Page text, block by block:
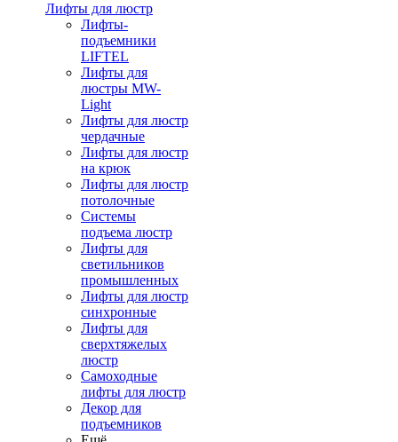
Лифты для люстр
Лифты-
подъемники
LIFTEL
Лифты для
люстры MW-
Light
Лифты для люстр
чердачные
Лифты для люстр
на крюк
Лифты для люстр
потолочные
Системы
подъема люстр
Лифты для
светильников
промышленных
Лифты для люстр
синхронные
Лифты для
сверхтяжелых
люстр
Самоходные
лифты для люстр
Декор для
подъемников